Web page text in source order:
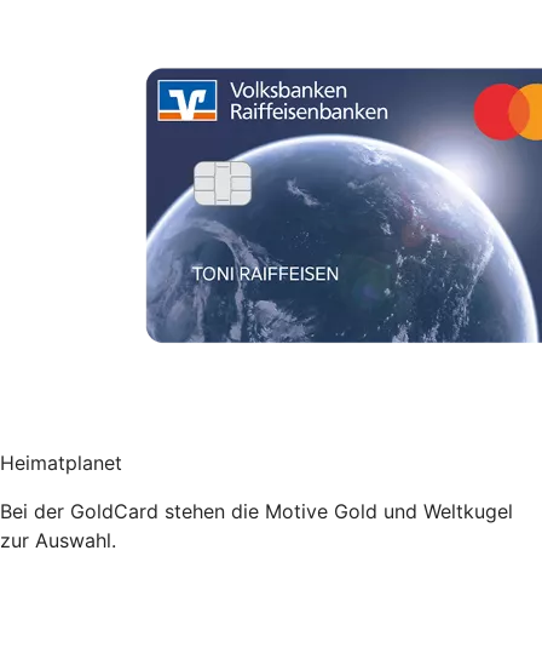
Heimatplanet
Bei der GoldCard stehen die Motive Gold und Weltkugel
zur Auswahl.